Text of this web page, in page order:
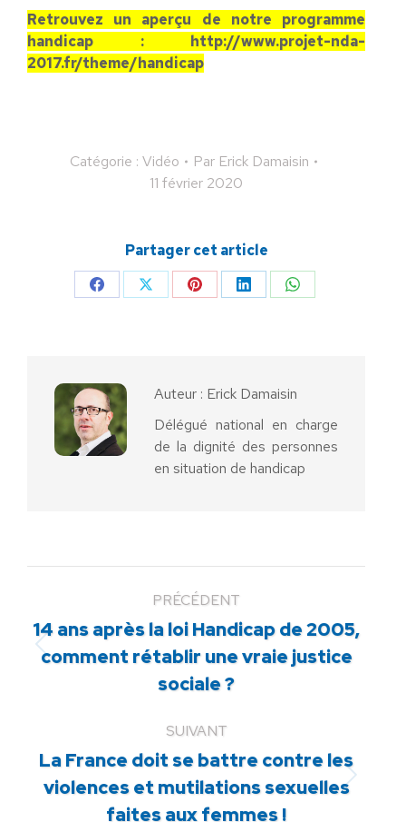
Retrouvez un aperçu de notre programme
handicap : http://www.projet-nda-
2017.fr/theme/handicap
Catégorie : Vidéo Par Erick Damaisin
11 février 2020
Partager cet article
PartagerPartagerPartagerPartagerPartager
Auteur : Erick Damaisin
Délégué national en charge
de la dignité des personnes
en situation de handicap
PRÉCÉDENT
Article
précédent
:
14 ans après la loi Handicap de 2005,
comment rétablir une vraie justice
sociale ?
SUIVANT
Article
suivant
La France doit se battre contre les
violences et mutilations sexuelles
faites aux femmes !